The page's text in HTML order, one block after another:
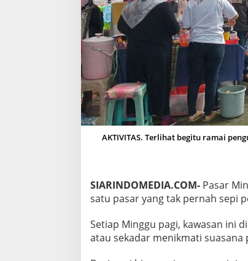
,
R
A
M
M
E
N
J
A
D
V
O
R
T
W
AKTIVITAS. Terlihat begitu ramai
SIARINDOMEDIA.COM- Pasar
satu pasar yang tak pernah sepi
Setiap Minggu pagi, kawasan ini
atau sekadar menikmati